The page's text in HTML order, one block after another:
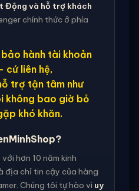
Động và hỗ trợ khách
chính thức ở phía
hành tài khoản
cứ liên hệ,
trợ tận tâm như
không bao giờ bỏ
khó khăn.
hơn 10 năm kinh
địa chỉ tin cậy của hàng
Chúng tôi tự hào vì uy